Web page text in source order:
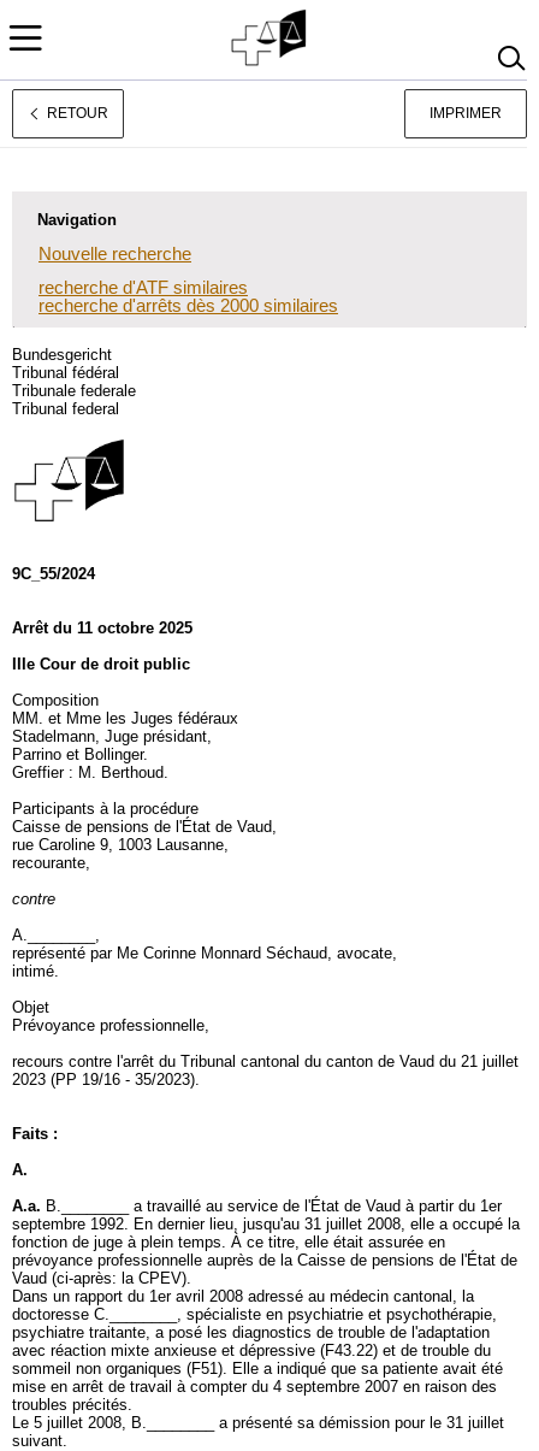
Jurisprudence
RETOUR IMPRIMER
Navigation
Nouvelle recherche
recherche d'ATF similaires
recherche d'arrêts dès 2000 similaires
Bundesgericht
Tribunal fédéral
Tribunale federale
Tribunal federal
9C_55/2024
Arrêt du 11 octobre 2025
IIIe Cour de droit public
Composition
MM. et Mme les Juges fédéraux
Stadelmann, Juge présidant,
Parrino et Bollinger.
Greffier : M. Berthoud.
Participants à la procédure
Caisse de pensions de l'État de Vaud,
rue Caroline 9, 1003 Lausanne,
recourante,
contre
A.________,
représenté par Me Corinne Monnard Séchaud, avocate,
intimé.
Objet
Prévoyance professionnelle,
recours contre l'arrêt du Tribunal cantonal du canton de Vaud du 21 juillet
2023 (PP 19/16 - 35/2023).
Faits :
A.
A.a. B.________ a travaillé au service de l'État de Vaud à partir du 1er
septembre 1992. En dernier lieu, jusqu'au 31 juillet 2008, elle a occupé la
fonction de juge à plein temps. À ce titre, elle était assurée en
prévoyance professionnelle auprès de la Caisse de pensions de l'État de
Vaud (ci-après: la CPEV).
Dans un rapport du 1er avril 2008 adressé au médecin cantonal, la
doctoresse C.________, spécialiste en psychiatrie et psychothérapie,
psychiatre traitante, a posé les diagnostics de trouble de l'adaptation
avec réaction mixte anxieuse et dépressive (F43.22) et de trouble du
sommeil non organiques (F51). Elle a indiqué que sa patiente avait été
mise en arrêt de travail à compter du 4 septembre 2007 en raison des
troubles précités.
Le 5 juillet 2008, B.________ a présenté sa démission pour le 31 juillet
suivant.